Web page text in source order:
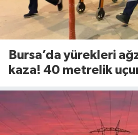
Bursa’da yürekleri
kaza! 40 metrelik